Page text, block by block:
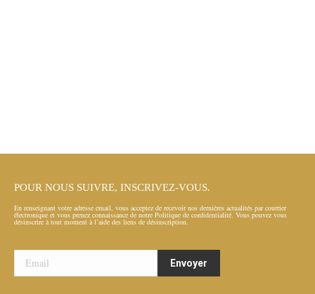
POUR NOUS SUIVRE, INSCRIVEZ-VOUS.
En renseignant votre adresse email, vous acceptez de recevoir nos dernières actualités par courrier
électronique et vous prenez connaissance de notre Politique de confidentialité. Vous pouvez vous
désinscrire à tout moment à l’aide des liens de désinscription.